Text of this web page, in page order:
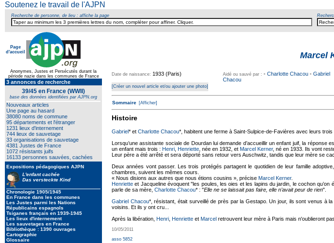
Soutenez le travail de l'AJPN
Recherche de personne, de lieu : affiche la page
Page
d'accueil
Anonymes, Justes et Persécutés durant la
période nazie dans les communes de France
3 annonces de recherche
39/45 en France (WWII)
base des données identifiées par AJPN.org
Nouveaux articles
Une page au hasard
38080 noms de commune
95 départements et l'étranger
1231 lieux d'internement
744 lieux de sauvetage
33 organisations de sauvetage
4381 Justes de France
1072 résistants juifs
16133 personnes sauvées, cachées
Expositions pédagogiques AJPN
L'enfant cachée
Das versteckte Kind
Chronologie 1905/1945
En France dans les communes
Les Justes parmi les Nations
Républicains espagnols
Tsiganes français en 1939-1945
Les lieux d'internement
Les sauvetages en France
Bibliothèque : 1390 ouvrages
Cartographie
Glossaire
Marcel
Date de naissance: 1933 (Paris) Aidé ou sauvé par : - Charlotte Chacou - Gabriel
Chacou
[Créer un nouvel article et/ou ajouter une photo]
Sommaire [Afficher]
Histoire
Gabriel* et Charlotte Chacou*, habitent une ferme à Saint-Sulpice-de-Favières avec leurs
Lorsqu’une assistante sociale de Dourdan lui demande d’accueillir un enfant juif, la réponse
un enfant mais trois : Henri Henriette , née en 1932, et Marcel Kerner, né en 1933. Ils vont
Leur père a été arrêté et sera déporté sans retour vers Auschwitz, tandis que leur mère se
Deux années vont passer. Les trois protégés partagent le quotidien de leur famille
chambres, suivent les mêmes cours.
« Nous disions aux autres que nous étions cousins », précise Marcel Kerner.
Henriette et Jacqueline évoquent "les poules, les oies et les lapins du jardin, le cochon
parle de sa mère, Charlotte Chacou* : "Elle ne se laissait pas faire, elle n’avait peur de rien".
Gabriel Chacou*, résistant, était surveillé de près par la Gestapo. Un jour, ils sont venus à
voisins. Et ils y ont cru...
Après la libération, Henri Henriette et Marcel retrouvent leur mère à Paris mais n'oublieront
10/05/2011
asso 5852